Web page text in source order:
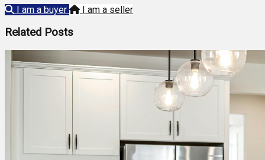
I am a buyer
I am a seller
Related Posts